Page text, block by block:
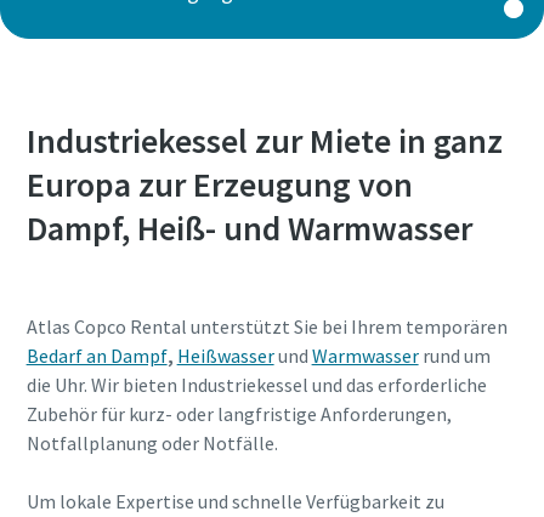
Industriekessel zur Miete in ganz
Europa zur Erzeugung von
Dampf, Heiß- und Warmwasser
Atlas Copco Rental unterstützt Sie bei Ihrem temporären
Bedarf an Dampf, Heißwasserund Warmwasserrund um
die Uhr. Wir bieten Industriekessel und das erforderliche
Zubehör für kurz- oder langfristige Anforderungen,
Notfallplanung oder Notfälle.
Um lokale Expertise und schnelle Verfügbarkeit zu